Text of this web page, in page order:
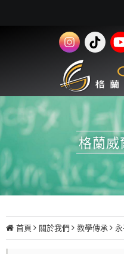
格蘭威
首頁 關於我們 教學傳承